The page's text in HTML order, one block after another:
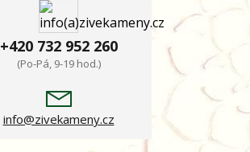
+420 732 952 260
(Po-Pá, 9-19 hod.)
info@zivekameny.cz